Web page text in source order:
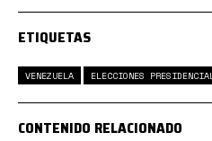
ETIQUETAS
VENEZUELA ELECCIONES
CONTENIDO RELACIONADO